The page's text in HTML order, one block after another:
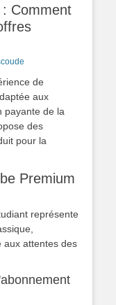
Comment
de
aux
payante de la
des
pour la
Premium
représente
aux attentes des